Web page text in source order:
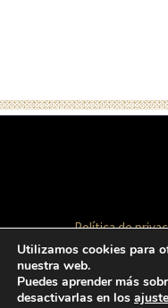
Política de
Términos y
Utilizamos cookies para
nuestra web.
Puedes aprender más
desactivarlas en los